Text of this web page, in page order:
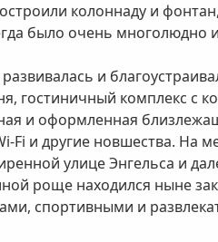
колоннаду и
было очень
и
гостиничный комплекс
и оформленная
-Fi и другие новшества. На
улице Энгельса и
роще находился ныне
спортивными и